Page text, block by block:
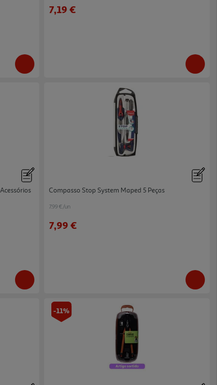
7,19 €
Compasso Stop System Maped 5 Peças
7.99 €/un
7,99 €
-11%